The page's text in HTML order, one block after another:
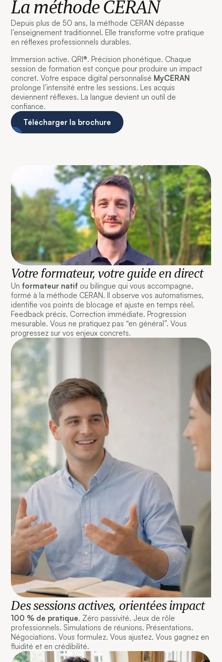
La méthode CERAN
Depuis plus de 50 ans, la méthode CERAN dépasse
l’enseignement traditionnel. Elle transforme votre pratique
en réflexes professionnels durables.
Immersion active. QRI®. Précision phonétique. Chaque
session de formation est conçue pour produire un impact
concret. Votre espace digital personnalisé MyCERAN
prolonge l’intensité entre les sessions. Les acquis
deviennent réflexes. La langue devient un outil de
confiance.
Télécharger la brochure
Votre formateur, votre guide en direct
Un formateur natif ou bilingue qui vous accompagne,
formé à la méthode CERAN. Il observe vos automatismes,
identifie vos points de blocage et ajuste en temps réel.
Feedback précis. Correction immédiate. Progression
mesurable. Vous ne pratiquez pas “en général”. Vous
progressez sur vos enjeux concrets.
Des sessions actives, orientées impact
100 % de pratique. Zéro passivité. Jeux de rôle
professionnels. Simulations de réunions. Présentations.
Négociations. Vous formulez. Vous ajustez. Vous gagnez en
fluidité et en crédibilité.